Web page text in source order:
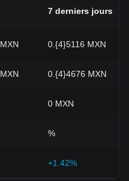
7 derniers jours
0.{4}5116 MXN
0.{4}4676 MXN
0 MXN
%
+1.42%